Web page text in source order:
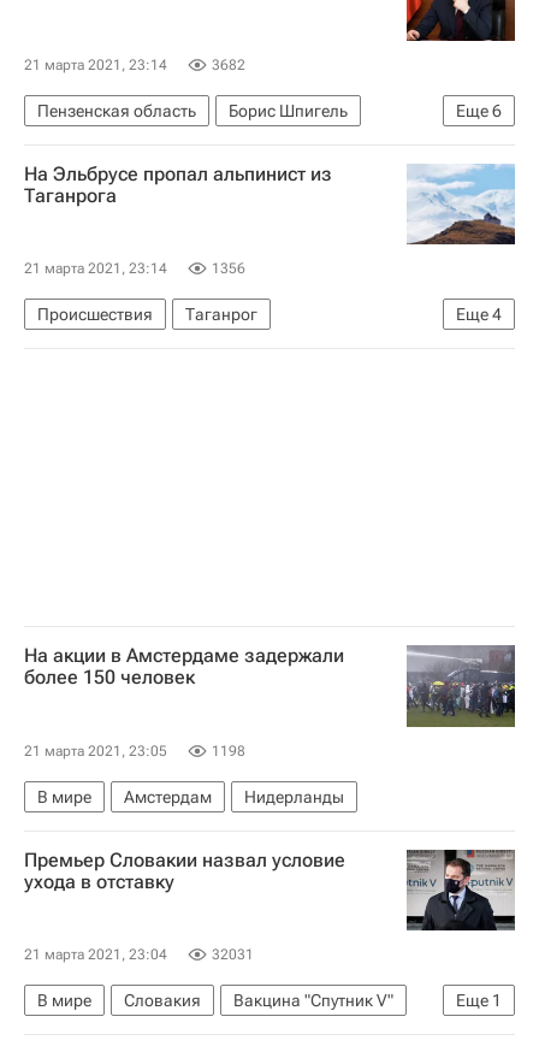
21 марта 2021, 23:14 3682
Еще6
Пензенская область
Борис Шпигель
Единая Россия
Следственный комитет России (СК РФ)
Россия
Дело Ивана Белозерцева
На Эльбрусе пропал альпинист из
Таганрога
21 марта 2021, 23:14 1356
Еще4
Происшествия
Таганрог
МЧС России (Министерство РФ по делам гражданской обороны, чрезвычайным ситуациям и ликвидации последствий стихийных бедствий)
На акции в Амстердаме задержали
более 150 человек
21 марта 2021, 23:05 1198
В мире Амстердам Нидерланды
Премьер Словакии назвал условие
ухода в отставку
21 марта 2021, 23:04 32031
Еще 1
В мире Словакия
Вакцина "Спутник V"
Игорь Матович